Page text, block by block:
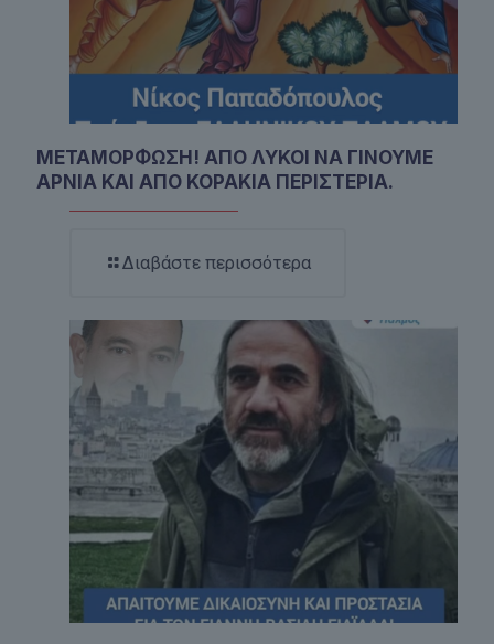
ΜΕΤΑΜΟΡΦΩΣΗ! ΑΠΟ ΛΥΚΟΙ ΝΑ ΓΙΝΟΥΜΕ
ΑΡΝΙΑ ΚΑΙ ΑΠΟ ΚΟΡΑΚΙΑ ΠΕΡΙΣΤΕΡΙΑ.
Διαβάστε περισσότερα